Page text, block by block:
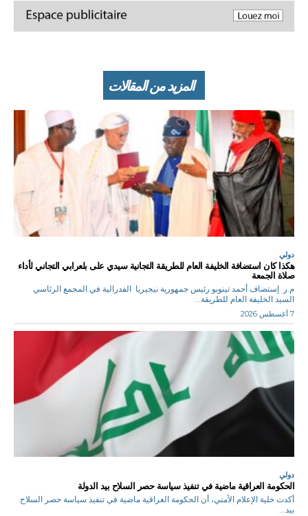
المزيد من المقالات
دولي
هكذا كان استضافة الخليفة العام للطريقة التجانية سيدي على بلعرابي التجاني لأداء
صلاة الجمعة
م.ر إستضاف أحمد تينوبو رئيس جمهورية نيجيريا الفدرالية في المجمع الرئاسي
السيد الخليفة العام للطريقة...
7 أغسطس 2026
دولي
الحكومة العراقية ماضية في تنفيذ سياسة حصر السلاح بيد الدولة
أكدت خلية الإعلام الأمني، أن الحكومة العراقية ماضية في تنفيذ سياسة حصر السلاح
بيد...